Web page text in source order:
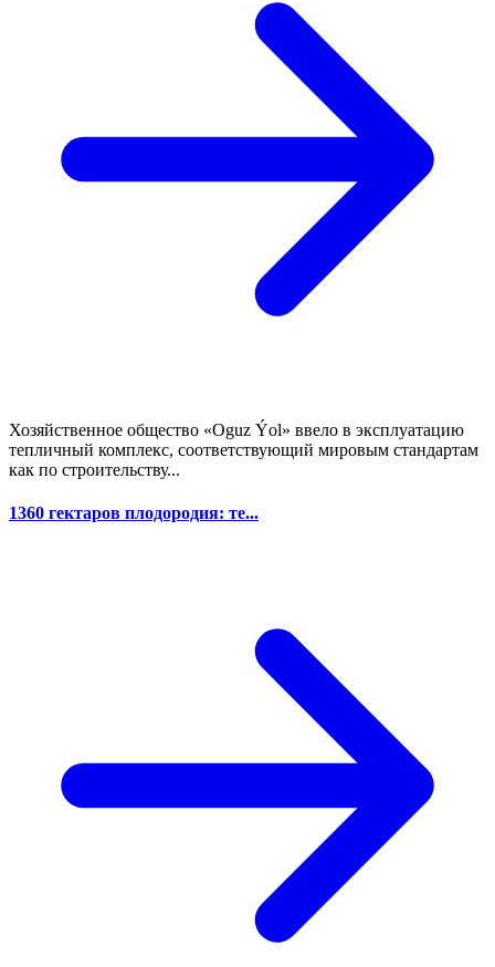
Хозяйственное общество «Oguz Ýol» ввело в эксплуатацию
тепличный комплекс, соответствующий мировым стандартам
как по строительству...
1360 гектаров плодородия: те...